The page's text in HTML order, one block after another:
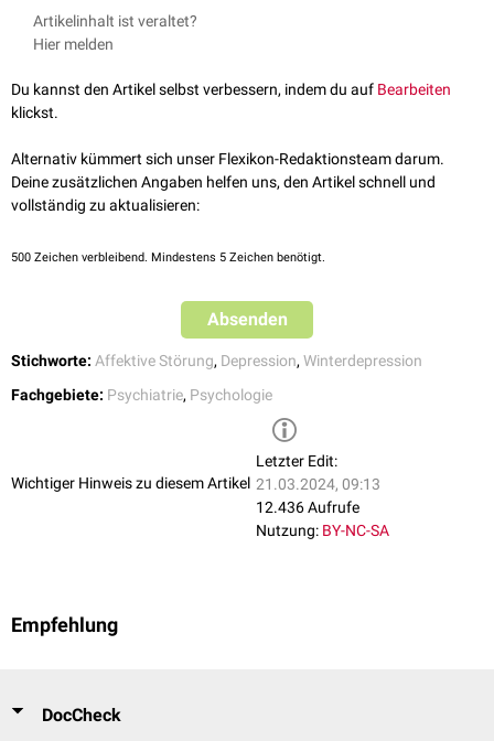
Hemmern [1].
S3-Leitlinie/Nationale VersorgungsLeitlinie - Unipolare
Depression - Langfassung; 04/2011
Artikelinhalt ist veraltet?
Hier melden
Du kannst den Artikel selbst verbessern, indem du auf Bearbeiten
klickst.
Alternativ kümmert sich unser Flexikon-Redaktionsteam darum.
Deine zusätzlichen Angaben helfen uns, den Artikel schnell und
vollständig zu aktualisieren:
500 Zeichen verbleibend. Mindestens 5 Zeichen benötigt.
Absenden
Stichworte: Affektive Störung, Depression, Winterdepression
Fachgebiete: Psychiatrie, Psychologie
Wichtiger Hinweis zu diesem Artikel
Letzter Edit:
21.03.2024, 09:13
12.436 Aufrufe
Nutzung: BY-NC-SA
Empfehlung
DocCheck